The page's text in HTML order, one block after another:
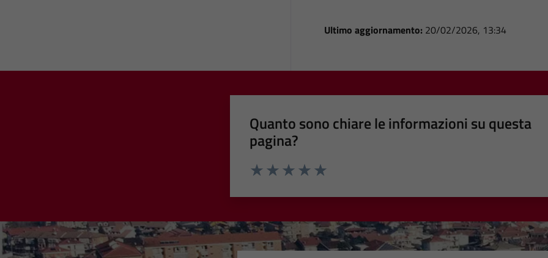
Ultimo aggiornamento: 20/02/2026, 13:34
Quanto sono chiare le informazioni su questa
pagina?